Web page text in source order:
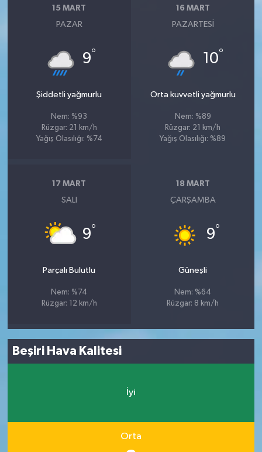
15 MART
PAZAR
9°
Şiddetli yağmurlu
Nem: %93
Rüzgar: 21 km/h
Yağış Olasılığı: %74
16 MART
PAZARTESI
10°
Orta kuvvetli yağmurlu
Nem: %89
Rüzgar: 21 km/h
Yağış Olasılığı: %89
17 MART
SALI
9°
Parçalı Bulutlu
Nem: %74
Rüzgar: 12 km/h
18 MART
ÇARŞAMBA
9°
Güneşli
Nem: %64
Rüzgar: 8 km/h
Beşiri Hava Kalitesi
İyi
Orta